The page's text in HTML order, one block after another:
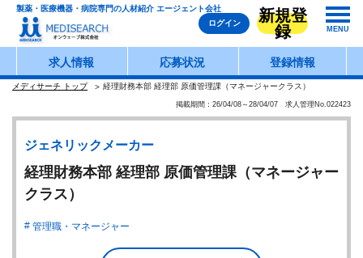
製薬・医療機器・病院専門の人材紹介 エージェント会社
ログイン
新規登
録
MENU
求人情報 応募状況 登録情報
メディサーチ トップ 経理財務本部 経理部 原価管理課（マネージャークラス）
掲載期間：26/04/08～28/04/07 求人管理No.022423
ジェネリックメーカー
経理財務本部 経理部 原価管理課（マネージャー
クラス）
管理職・マネージャー